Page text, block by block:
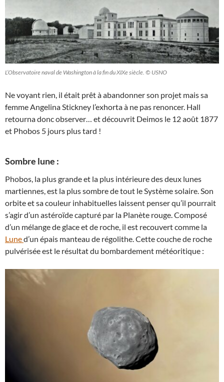
L’Observatoire naval de Washington à la fin du XIXe siècle. © USNO
Ne voyant rien, il était prêt à abandonner son projet mais sa
femme Angelina Stickney l’exhorta à ne pas renoncer. Hall
retourna donc observer… et découvrit Deimos le 12 août 1877
et Phobos 5 jours plus tard !
Sombre lune :
Phobos, la plus grande et la plus intérieure des deux lunes
martiennes, est la plus sombre de tout le Système solaire. Son
orbite et sa couleur inhabituelles laissent penser qu’il pourrait
s’agir d’un astéroïde capturé par la Planète rouge. Composé
d’un mélange de glace et de roche, il est recouvert comme la
Luned’un épais manteau de régolithe. Cette couche de roche
pulvérisée est le résultat du bombardement météoritique :